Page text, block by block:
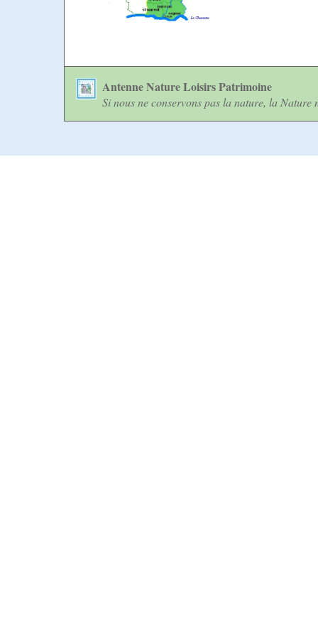
Antenne Nature Loisirs Patrimoine
Si nous ne conservons pas la nature, la Nature